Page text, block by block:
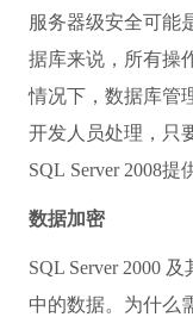
服务器级安全可能
据库来说，所有操
情况下，数据库管
开发人员处理，只
SQL Server 2008
数据加密
SQL Server 2000
中的数据。为什么